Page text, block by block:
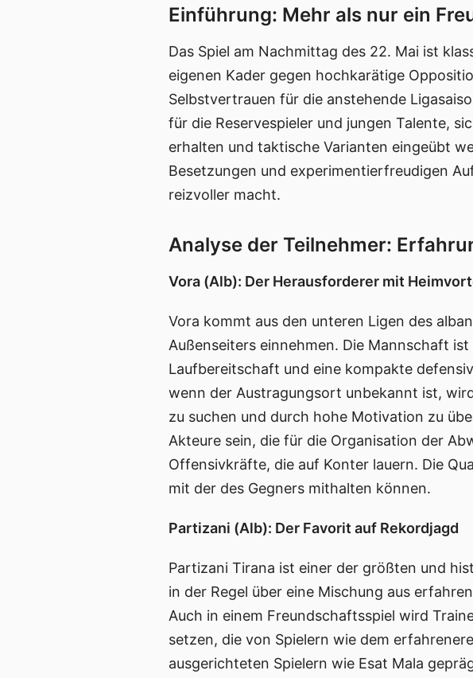
Einführung: Mehr als nur ein
Das Spiel am Nachmittag des 22. Mai ist
eigenen Kader gegen hochkarätige
Selbstvertrauen für die anstehende
für die Reservespieler und jungen Talente,
erhalten und taktische Varianten eingeübt
Besetzungen und experimentierfreudigen
reizvoller macht.
Analyse der Teilnehmer:
Vora (Alb): Der Herausforderer mit
Vora kommt aus den unteren Ligen des
Außenseiters einnehmen. Die Mannschaft
Laufbereitschaft und eine kompakte
wenn der Austragungsort unbekannt ist,
zu suchen und durch hohe Motivation zu
Akteure sein, die für die Organisation der
Offensivkräfte, die auf Konter lauern. Die
mit der des Gegners mithalten können.
Partizani (Alb): Der Favorit auf Rekordjagd
Partizani Tirana ist einer der größten und
in der Regel über eine Mischung aus
Auch in einem Freundschaftsspiel wird
setzen, die von Spielern wie dem
ausgerichteten Spielern wie Esat Mala